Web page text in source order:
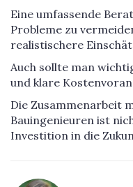
Eine umfassende
Probleme zu
realistischere
Auch sollte man
und klare
Die Zusammenarbeit
Bauingenieuren ist
Investition in die